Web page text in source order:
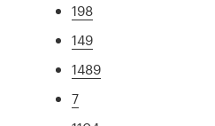
198
149
1489
7